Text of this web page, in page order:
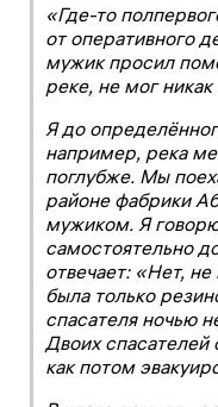
«Где-то
от оперативного
мужик просил
реке, не мог
Я до
например, река
поглубже. Мы
районе фабрики
мужиком. Я
самостоятельно
отвечает: «Нет,
была только
спасателя ночью
Двоих спасателей
как потом